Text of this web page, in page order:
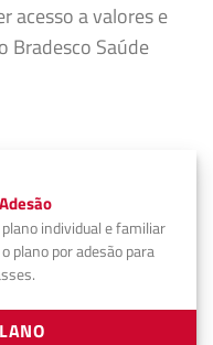
acesso a valores e
Bradesco Saúde
individual e familiar
plano por adesão para